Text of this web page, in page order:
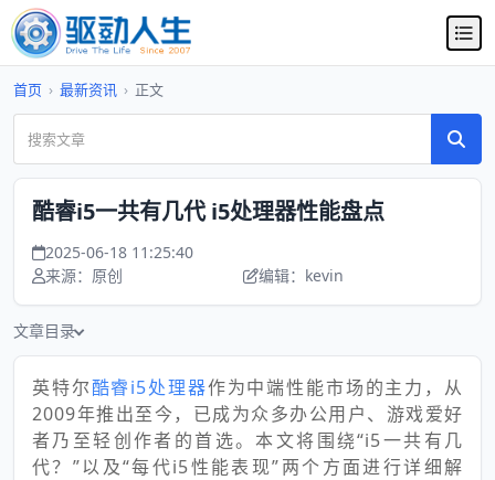
首页 › 最新资讯 › 正文
酷睿i5一共有几代 i5处理器性能盘点
2025-06-18 11:25:40
来源：原创
编辑：kevin
文章目录
英特尔酷睿i5处理器作为中端性能市场的主力，从
2009年推出至今，已成为众多办公用户、游戏爱好
者乃至轻创作者的首选。本文将围绕“i5一共有几
代？”以及“每代i5性能表现”两个方面进行详细解